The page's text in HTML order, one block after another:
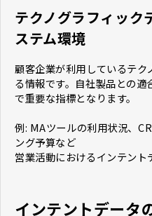
テクノグラフィック
ステム環境
顧客企業が利用しているテ
る情報です。自社製品との
で重要な指標となります。
例: MAツールの利用状況、
ング予算など
営業活動におけるインテント
インテントデータ